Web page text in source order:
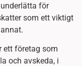
för
som ett viktigt
ett företag som
och avskeda, i